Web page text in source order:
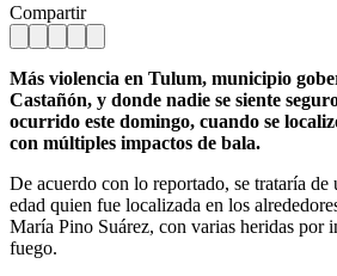
Compartir
Más violencia en Tulum, municipio
Castañón, y donde nadie se siente
ocurrido este domingo, cuando se
con múltiples impactos de bala.
De acuerdo con lo reportado, se trataría de
edad quien fue localizada en los
María Pino Suárez, con varias heridas por
fuego.